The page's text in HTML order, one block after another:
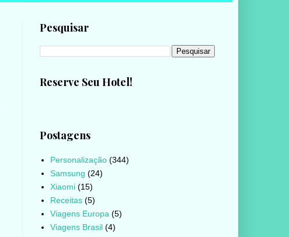
Pesquisar
Reserve Seu Hotel!
Postagens
Personalização (344)
Samsung (24)
Xiaomi (15)
Receitas (5)
Viagens Europa (5)
Viagens Brasil (4)